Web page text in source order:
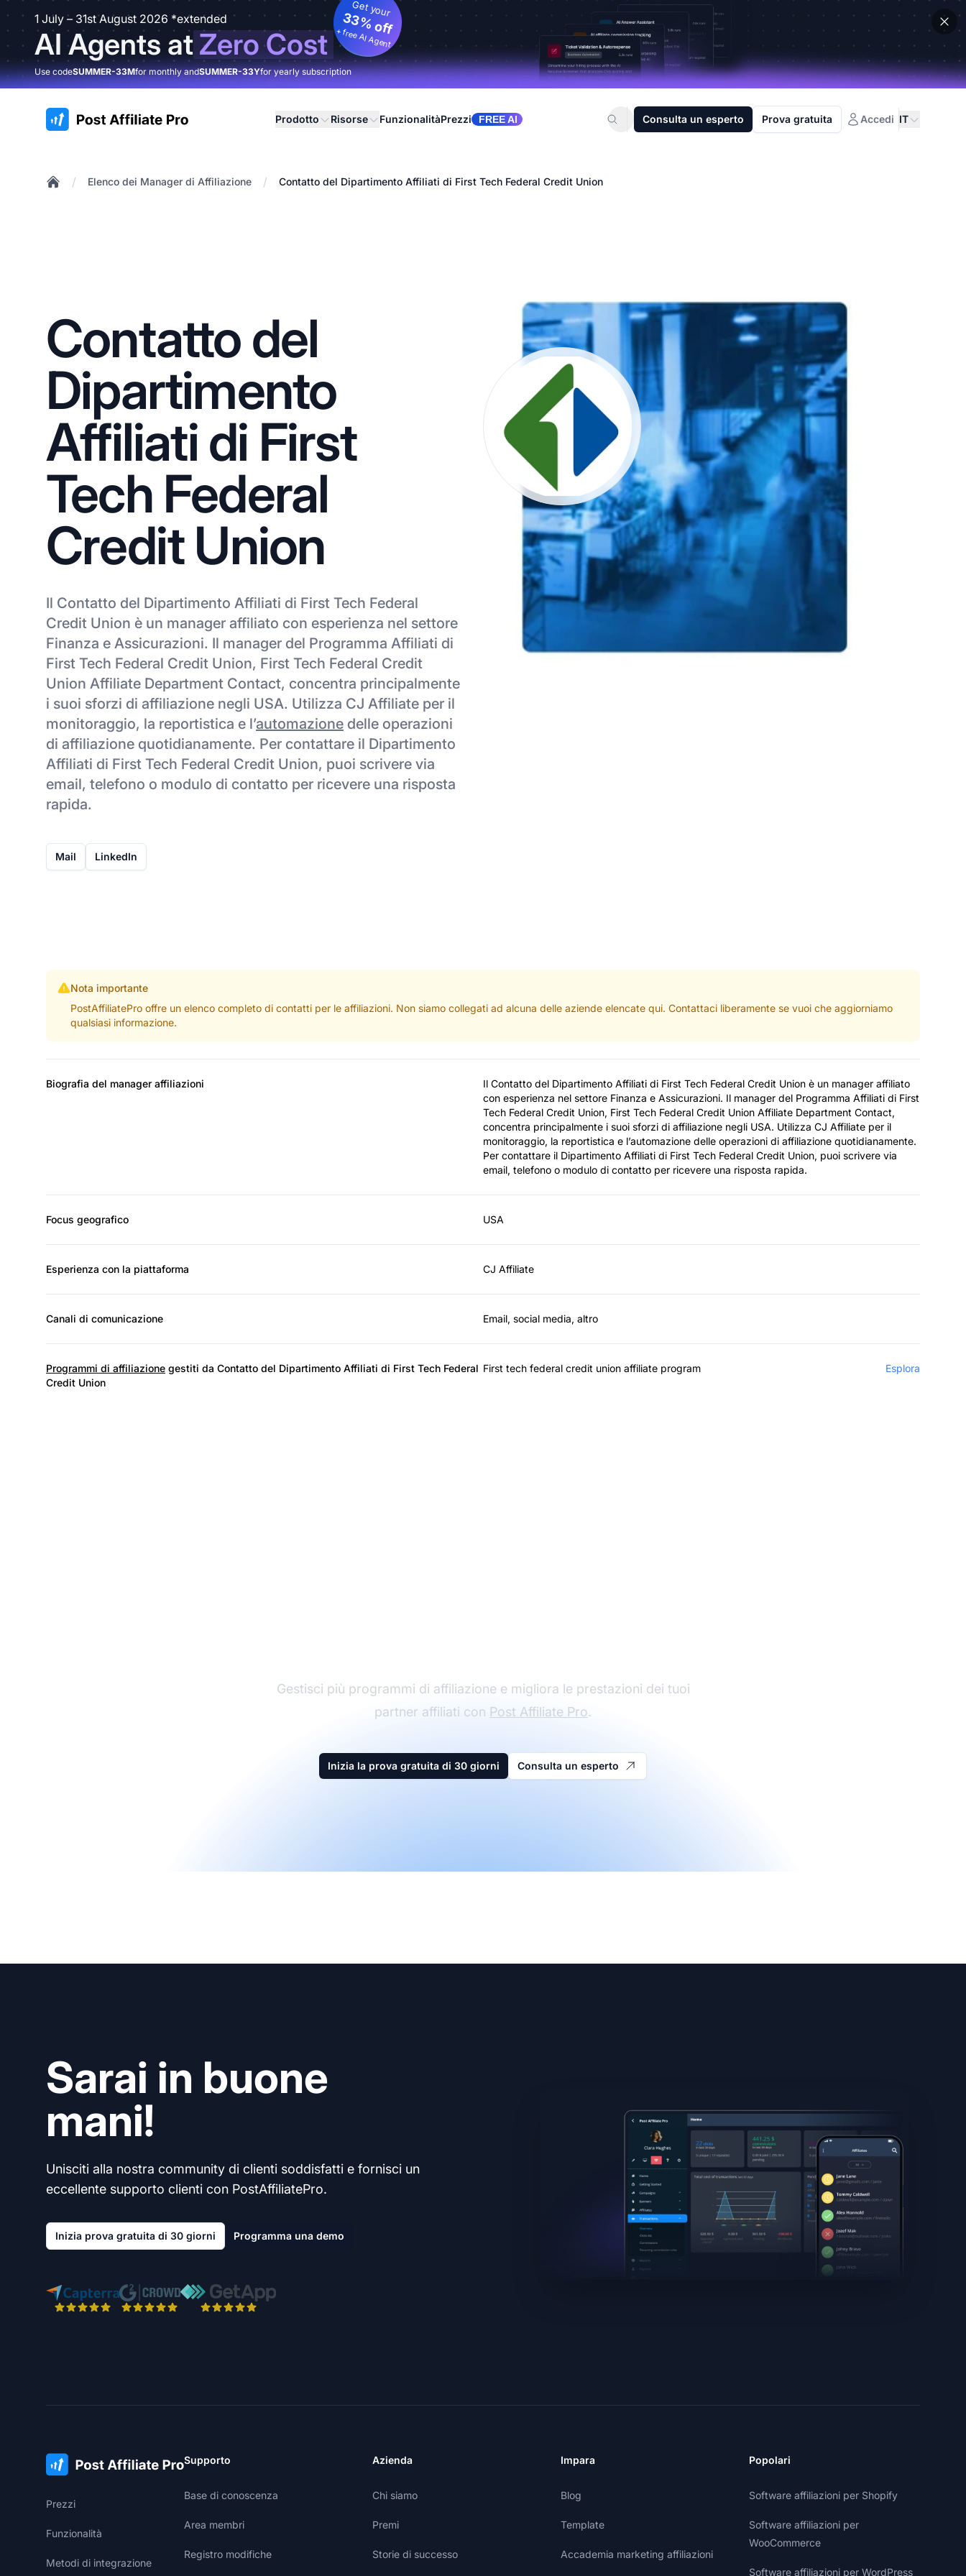
1 July – 31st August 2026 *extended
AI Agents atZero Cost
Get your
33% off
+ free AI Agent
Use codeSUMMER-33Mfor monthly andSUMMER-33Yfor yearly subscription
:site.title Prodotto Risorse FunzionalitàPrezzi FREE AI Consulta un esperto Prova gratuita Accedi IT
/ Elenco dei Manager di Affiliazione / Contatto del Dipartimento Affiliati di First Tech Federal Credit Union
Contatto del
Dipartimento
Affiliati di First
Tech Federal
Credit Union
Il Contatto del Dipartimento Affiliati di First Tech Federal
Credit Union è un manager affiliato con esperienza nel settore
Finanza e Assicurazioni. Il manager del Programma Affiliati di
First Tech Federal Credit Union, First Tech Federal Credit
Union Affiliate Department Contact, concentra principalmente
i suoi sforzi di affiliazione negli USA. Utilizza CJ Affiliate per il
monitoraggio, la reportistica e l’automazione delle operazioni
di affiliazione quotidianamente. Per contattare il Dipartimento
Affiliati di First Tech Federal Credit Union, puoi scrivere via
email, telefono o modulo di contatto per ricevere una risposta
rapida.
Mail LinkedIn
Nota importante
PostAffiliatePro offre un elenco completo di contatti per le affiliazioni. Non siamo collegati ad alcuna delle aziende elencate qui. Contattaci liberamente se vuoi che aggiorniamo
qualsiasi informazione.
Biografia del manager affiliazioni
Il Contatto del Dipartimento Affiliati di First Tech Federal Credit Union è un manager affiliato
con esperienza nel settore Finanza e Assicurazioni. Il manager del Programma Affiliati di First
Tech Federal Credit Union, First Tech Federal Credit Union Affiliate Department Contact,
concentra principalmente i suoi sforzi di affiliazione negli USA. Utilizza CJ Affiliate per il
monitoraggio, la reportistica e l’automazione delle operazioni di affiliazione quotidianamente.
Per contattare il Dipartimento Affiliati di First Tech Federal Credit Union, puoi scrivere via
email, telefono o modulo di contatto per ricevere una risposta rapida.
Focus geografico USA
Esperienza con la piattaforma CJ Affiliate
Canali di comunicazione Email, social media, altro
Programmi di affiliazione gestiti da Contatto del Dipartimento Affiliati di First Tech Federal
Credit Union
First tech federal credit union affiliate program Esplora
Gestisci più programmi di affiliazione e migliora le prestazioni dei tuoi
partner affiliati con Post Affiliate Pro.
Inizia la prova gratuita di 30 giorni Consulta un esperto
Sarai in buone
mani!
Unisciti alla nostra community di clienti soddisfatti e fornisci un
eccellente supporto clienti con PostAffiliatePro.
Inizia prova gratuita di 30 giorni Programma una demo
Prezzi
Funzionalità
Metodi di integrazione
Supporto
Base di conoscenza
Area membri
Registro modifiche
Azienda
Chi siamo
Premi
Storie di successo
Impara
Blog
Template
Accademia marketing affiliazioni
Popolari
Software affiliazioni per Shopify
Software affiliazioni per
WooCommerce
Software affiliazioni per WordPress